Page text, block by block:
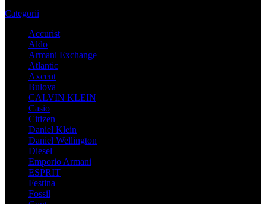
Categorii
Accurist
Aldo
Armani Exchange
Atlantic
Axcent
Bulova
CALVIN KLEIN
Casio
Citizen
Daniel Klein
Daniel Wellington
Diesel
Emporio Armani
ESPRIT
Festina
Fossil